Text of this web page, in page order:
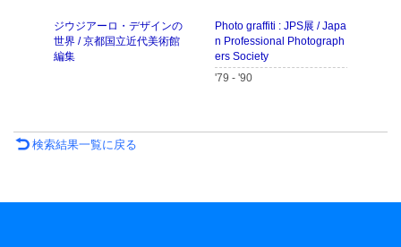
ジウジアーロ・デザインの
世界 / 京都国立近代美術館
編集
Photo graffiti : JPS展 / Japa
n Professional Photograph
ers Society
'79 - '90
検索結果一覧に戻る